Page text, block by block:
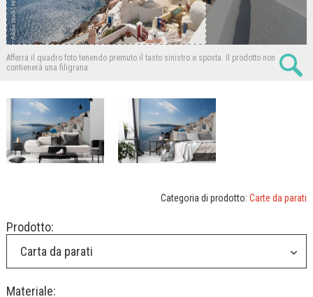
Afferra il quadro foto tenendo premuto il tasto sinistro e sposta.
Il prodotto non
contienerà una filigrana.
Categoria di prodotto: Carte da parati
Prodotto:
Carta da parati
Materiale: